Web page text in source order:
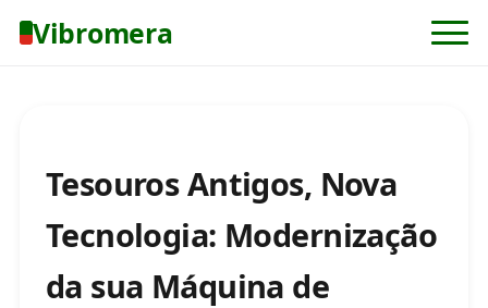
Vibromera
Tesouros Antigos, Nova
Tecnologia: Modernização
da sua Máquina de